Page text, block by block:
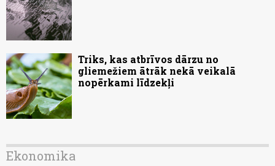
Triks, kas atbrīvos dārzu no
gliemežiem ātrāk nekā veikalā
nopērkami līdzekļi
Ekonomika